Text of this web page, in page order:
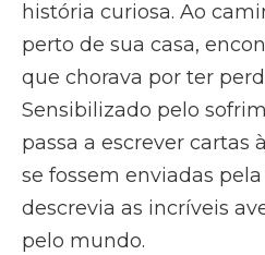
história curiosa. Ao
perto de sua casa,
que chorava por ter
Sensibilizado pelo
passa a escrever cartas
se fossem enviadas
descrevia as incríveis
pelo mundo.